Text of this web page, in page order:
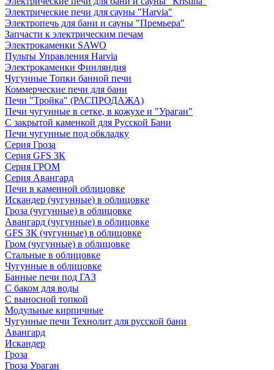
Электрические печи для сауны "Harvia"
Электропечь для бани и сауны "Премьера"
Запчасти к электрическим печам
Электрокаменки SAWO
Пульты Управления Harvia
Электрокаменки Финляндия
Чугунные Топки банной печи
Коммерческие печи для бани
Печи "Тройка" (РАСПРОДАЖА)
Печи чугунные в сетке, в кожухе и "Ураган"
С закрытой каменкой для Русской Бани
Печи чугунные под обкладку
Серия Гроза
Серия GFS ЗК
Серия ГРОМ
Серия Авангард
Печи в каменной облицовке
Искандер (чугунные) в облицовке
Гроза (чугунные) в облицовке
Авангард (чугунные) в облицовке
GFS ЗК (чугунные) в облицовке
Гром (чугунные) в облицовке
Стальные в облицовке
Чугунные в облицовке
Банные печи под ГАЗ
С баком для воды
С выносной топкой
Модульные кирпичные
Чугунные печи Технолит для русской бани
Авангард
Искандер
Гроза
Гроза Ураган